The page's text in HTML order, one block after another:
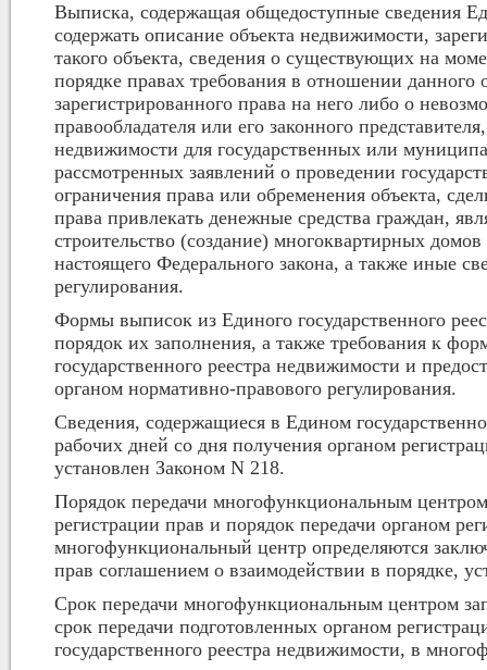
Выписка, содержащая общедоступные сведения
содержать описание объекта недвижимости,
такого объекта, сведения о существующих на
порядке правах требования в отношении
зарегистрированного права на него либо о
правообладателя или его законного
недвижимости для государственных или
рассмотренных заявлений о проведении
ограничения права или обременения объекта,
права привлекать денежные средства граждан,
строительство (создание) многоквартирных
настоящего Федерального закона, а также иные
регулирования.
Формы выписок из Единого государственного
порядок их заполнения, а также требования к
государственного реестра недвижимости и
органом нормативно-правового регулирования.
Сведения, содержащиеся в Едином
рабочих дней со дня получения органом
установлен Законом N 218.
Порядок передачи многофункциональным
регистрации прав и порядок передачи органом
многофункциональный центр определяются
прав соглашением о взаимодействии в порядке,
Срок передачи многофункциональным центром
срок передачи подготовленных органом
государственного реестра недвижимости, в